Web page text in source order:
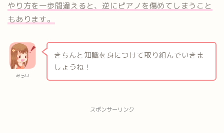
やり方を一歩間違えると、逆にピアノを傷めてしまうこと
もあります。
みらい
きちんと知識を身につけて取り組んでいきま
しょうね！
スポンサーリンク